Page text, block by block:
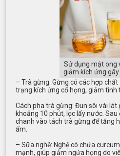
Sử dụng mật ong
giảm kích ứng gây
– Trà gừng: Gừng có các hợp
trạng kích ứng cổ họng, giảm tình
Cách pha trà gừng: Đun sôi vài
khoảng 10 phút, lọc lấy nước.
chanh vào tách trà gừng để tăng
ấm.
– Sữa nghệ: Nghệ có chứa
mạnh, giúp giảm ngứa họng do